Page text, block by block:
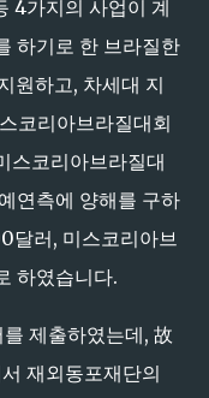
4가지의 사업이 계
하기로 한 브라질한
원하고, 차세대 지
코리아브라질대회
스코리아브라질대
연측에 양해를 구하
달러, 미스코리아브
하였습니다.
제출하였는데, 故
재외동포재단의